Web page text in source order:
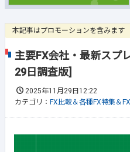
本記事はプロモーションを含みます
主要FX会社・最新スプ
29日調査版]
2025年11月29日12:22
カテゴリ： FX比較＆各種FX特集＆